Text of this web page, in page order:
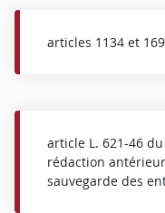
articles 1134 et
article L. 621-46
rédaction
sauvegarde des